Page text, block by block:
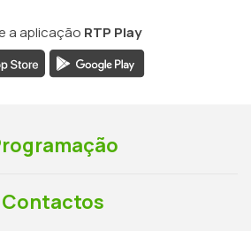
a aplicação RTP Play
Contactos